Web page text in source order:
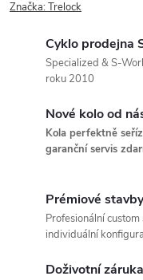
Značka:Trelock
Cyklo prodejna
Specialized & S-
roku 2010
Nové kolo od
Kola perfektně
garanční servis
Prémiové
Profesionální
individuální
Doživotní